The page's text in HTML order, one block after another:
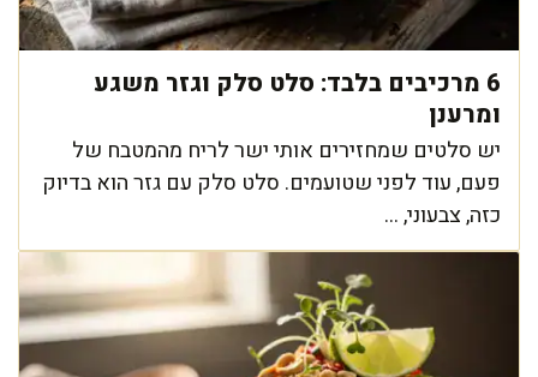
6 מרכיבים בלבד: סלט סלק וגזר משגע
ומרענן
יש סלטים שמחזירים אותי ישר לריח מהמטבח של
פעם, עוד לפני שטועמים. סלט סלק עם גזר הוא בדיוק
כזה, צבעוני, ...